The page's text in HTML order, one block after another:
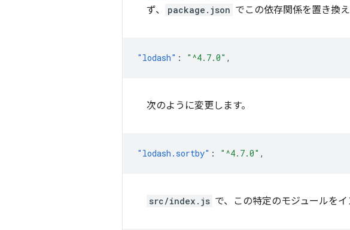
ず、
package.json でこの依存関係を置き換え
"lodash" : "^4.7.0" ,
次のように変更します。
"lodash.sortby" : "^4.7.0" ,
src/index.js で、この特定のモジュールをイ